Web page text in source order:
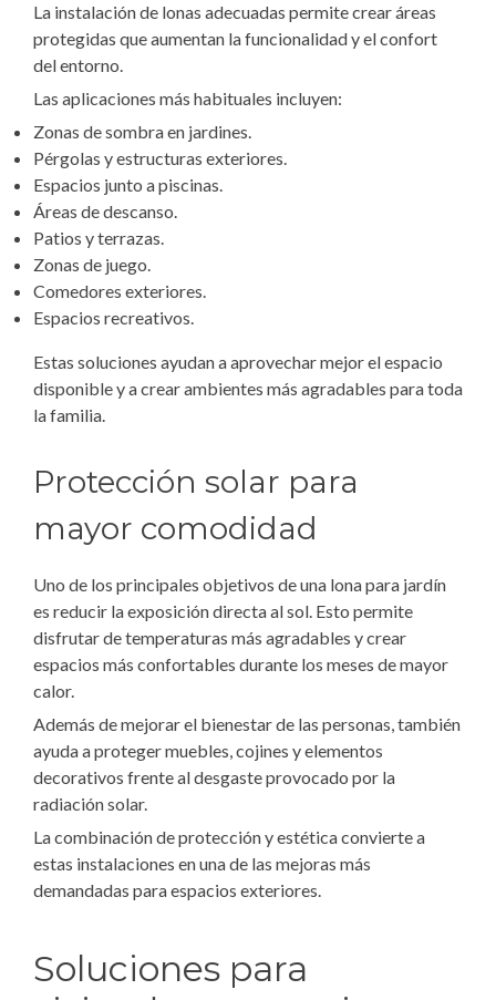
La instalación de lonas adecuadas permite crear áreas
protegidas que aumentan la funcionalidad y el confort
del entorno.
Las aplicaciones más habituales incluyen:
Zonas de sombra en jardines.
Pérgolas y estructuras exteriores.
Espacios junto a piscinas.
Áreas de descanso.
Patios y terrazas.
Zonas de juego.
Comedores exteriores.
Espacios recreativos.
Estas soluciones ayudan a aprovechar mejor el espacio
disponible y a crear ambientes más agradables para toda
la familia.
Protección solar para
mayor comodidad
Uno de los principales objetivos de una lona para jardín
es reducir la exposición directa al sol. Esto permite
disfrutar de temperaturas más agradables y crear
espacios más confortables durante los meses de mayor
calor.
Además de mejorar el bienestar de las personas, también
ayuda a proteger muebles, cojines y elementos
decorativos frente al desgaste provocado por la
radiación solar.
La combinación de protección y estética convierte a
estas instalaciones en una de las mejoras más
demandadas para espacios exteriores.
Soluciones para